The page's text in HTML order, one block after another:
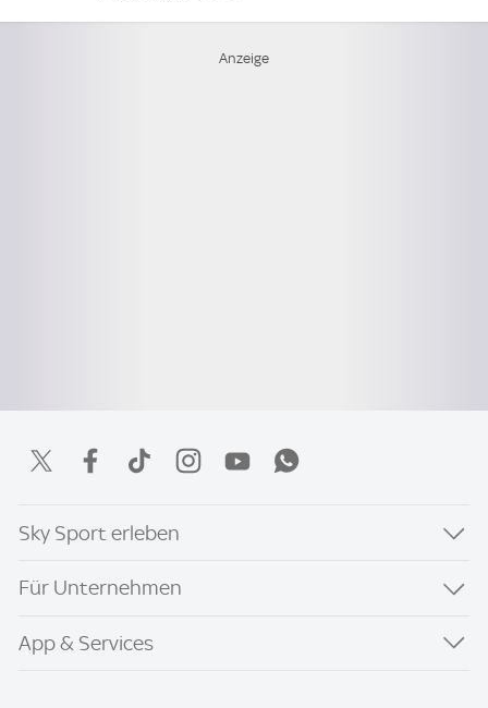
Sky Sport erleben
Für Unternehmen
App & Services